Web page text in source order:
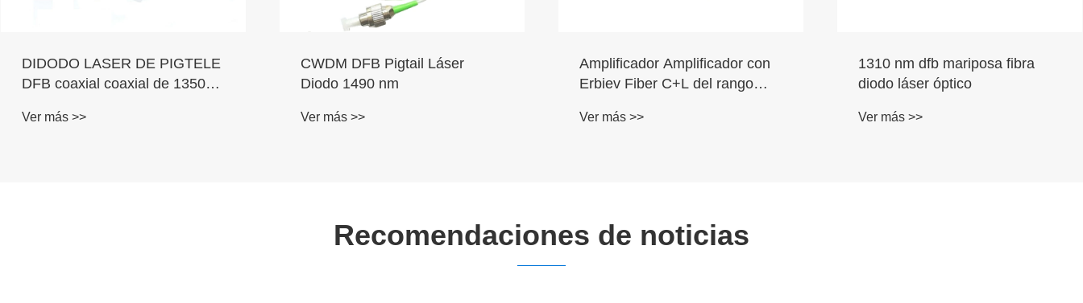
975 nm 10 W diodo láser de
fibra multimoded
Ver más >>
1370 nm dfb 2 mW diodo láser
coaxial con una fibra SM de
Ver más >>
DIDODO LASER DE PIGTELE
DFB coaxial coaxial de 1350
Ver más >>
CWDM DFB Pigtail Láser
Diodo 1490 nm
Ver más >>
Recomendaciones de noticias